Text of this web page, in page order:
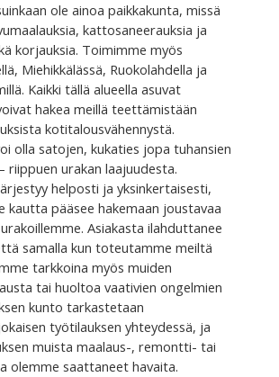
ole ainoa paikkakunta, missä
kattosaneerauksia ja
korjauksia. Toimimme myös
Miehikkälässä, Ruokolahdella ja
Kaikki tällä alueella asuvat
hakea meillä teettämistään
kotitalousvähennystä.
olla satojen, kukaties jopa tuhansien
riippuen urakan laajuudesta.
helposti ja yksinkertaisesti,
kautta pääsee hakemaan joustavaa
Asiakasta ilahduttanee
samalla kun toteutamme meiltä
tarkkoina myös muiden
tai huoltoa vaativien ongelmien
kunto tarkastetaan
työtilauksen yhteydessä, ja
muista maalaus-, remontti- tai
olemme saattaneet havaita.